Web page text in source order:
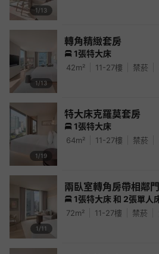
1/13
1/13
轉角精緻套房
1張特大床
42m² 11-27樓 禁菸
1/19
特大床克羅莫套房
1張特大床
64m² 11-27樓 禁菸
1/11
兩臥室轉角房帶相鄰門
1張特大床 和 2張單人
72m² 11-27樓 禁菸